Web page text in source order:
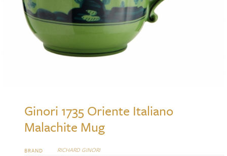
Ginori 1735 Oriente Italiano
Malachite Mug
BRAND RICHARD GINORI